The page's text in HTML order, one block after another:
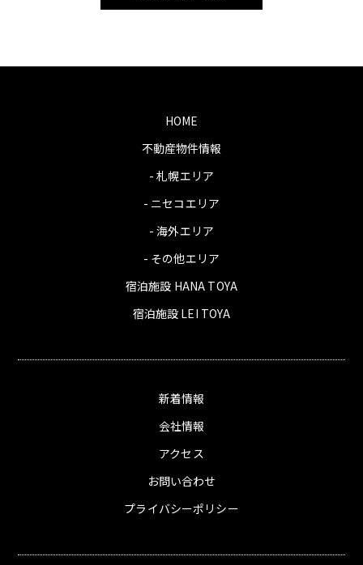
HOME
不動産物件情報
- 札幌エリア
- ニセコエリア
- 海外エリア
- その他エリア
宿泊施設 HANA TOYA
宿泊施設 LEI TOYA
新着情報
会社情報
アクセス
お問い合わせ
プライバシーポリシー